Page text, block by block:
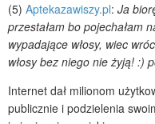
(5) Aptekazawiszy.pl: Ja
przestałam bo pojechałam
wypadające włosy, wiec
włosy bez niego nie żyją! :)
Internet dał milionom
publicznie i podzielenia